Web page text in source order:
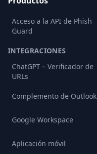
Acceso a la API de Phish
Guard
INTEGRACIONES
ChatGPT – Verificador de
URLs
Complemento de Outlook
Google Workspace
Aplicación móvil